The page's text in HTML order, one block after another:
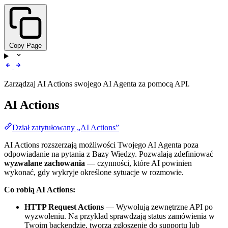
Copy Page
Zarządzaj AI Actions swojego AI Agenta za pomocą API.
AI Actions
Dział zatytułowany „AI Actions”
AI Actions rozszerzają możliwości Twojego AI Agenta poza
odpowiadanie na pytania z Bazy Wiedzy. Pozwalają zdefiniować
wyzwalane zachowania — czynności, które AI powinien
wykonać, gdy wykryje określone sytuacje w rozmowie.
Co robią AI Actions:
HTTP Request Actions — Wywołują zewnętrzne API po
wyzwoleniu. Na przykład sprawdzają status zamówienia w
Twoim backendzie, tworzą zgłoszenie do supportu lub